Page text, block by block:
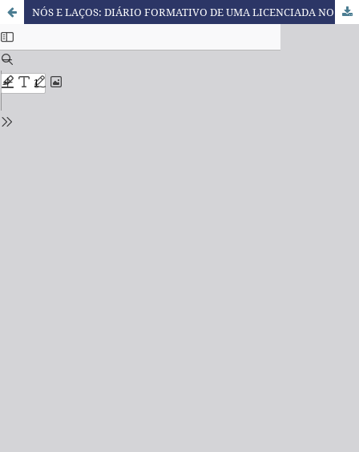
NÓS E LAÇOS: DIÁRIO FORMATIVO DE UMA LICENCIADA NO CONTEXTO DO PIBID-QUIMICA